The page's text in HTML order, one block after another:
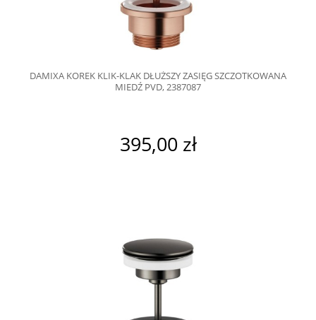
DAMIXA KOREK KLIK-KLAK DŁUŻSZY ZASIĘG SZCZOTKOWANA
MIEDŹ PVD, 2387087
395,00 zł